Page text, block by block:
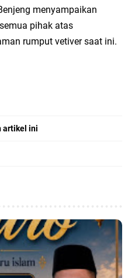
menyampaikan
pihak atas
rumput vetiver saat ini.
artikel ini